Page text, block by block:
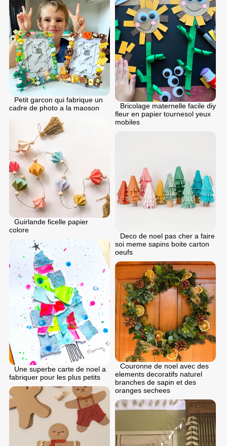
Bricolage maternelle facile diy
fleur en papier tournesol yeux
mobiles
Petit garcon qui fabrique un
cadre de photo a la maoson
Guirlande ficelle papier
colore
Deco de noel pas cher a faire
soi meme sapins boite carton
oeufs
Une superbe carte de noel a
fabriquer pour les plus petits
Couronne de noel avec des
elements decoratifs naturel
branches de sapin et des
oranges sechees